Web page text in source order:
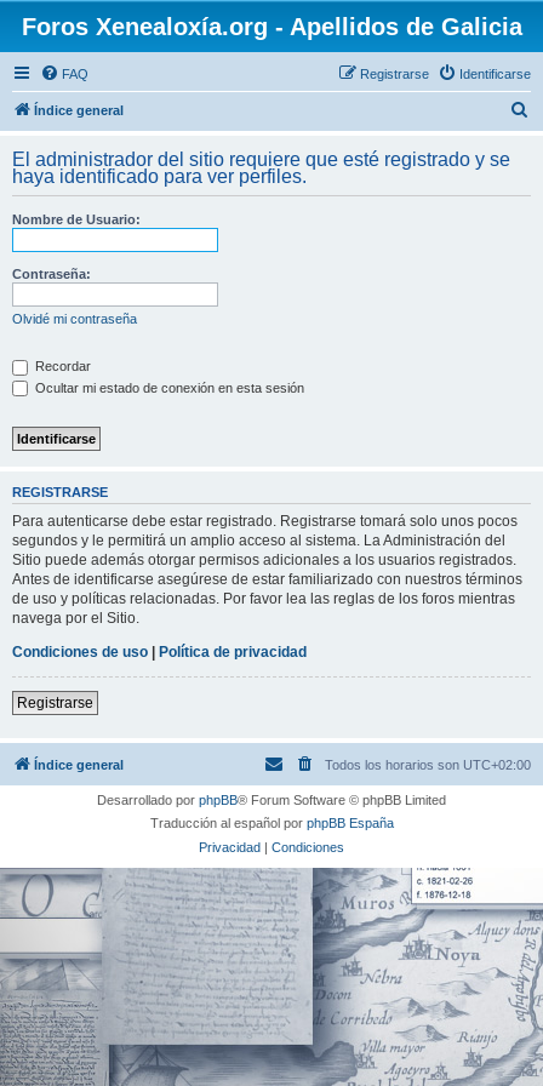
Foros Xenealoxía.org - Apellidos de Galicia
FAQ Identificarse
Registrarse
Índice general
c
El administrador del sitio requiere que esté registrado y se
haya identificado para ver perfiles.
Nombre de Usuario:
Contraseña:
Olvidé mi contraseña
Recordar
Ocultar mi estado de conexión en esta sesión
REGISTRARSE
Para autenticarse debe estar registrado. Registrarse tomará solo unos pocos
segundos y le permitirá un amplio acceso al sistema. La Administración del
Sitio puede además otorgar permisos adicionales a los usuarios registrados.
Antes de identificarse asegúrese de estar familiarizado con nuestros términos
de uso y políticas relacionadas. Por favor lea las reglas de los foros mientras
navega por el Sitio.
Condiciones de uso | Política de privacidad
Registrarse
Índice general Todos los horarios son UTC+02:00
Desarrollado por phpBB® Forum Software © phpBB Limited
Traducción al español por phpBB España
Privacidad | Condiciones